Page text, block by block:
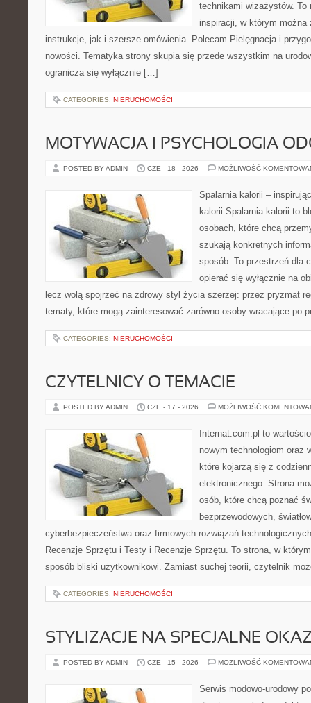
technikami wizażystów. To
inspiracji, w którym można
instrukcje, jak i szersze omówienia. Polecam Pielęgnacja i
nowości. Tematyka strony skupia się przede wszystkim na
ogranicza się wyłącznie […]
CATEGORIES: NIERUCHOMOŚCI
MOTYWACJA I PSYCHOLOGIA
POSTED BY ADMIN CZE - 18 - 2026 MOŻLIWOŚĆ
Spalarnia kalorii –
kalorii Spalarnia kalorii to
osobach, które chcą
szukają konkretnych
sposób. To przestrzeń dla
opierać się wyłącznie na
lecz wolą spojrzeć na zdrowy styl życia szerzej: przez pryzmat
tematy, które mogą zainteresować zarówno osoby wracające po
CATEGORIES: NIERUCHOMOŚCI
CZYTELNICY O TEMACIE
POSTED BY ADMIN CZE - 17 - 2026 MOŻLIWOŚĆ
Internat.com.pl to
nowym technologiom oraz
które kojarzą się z
elektronicznego. Strona
osób, które chcą poznać
bezprzewodowych,
cyberbezpieczeństwa oraz firmowych rozwiązań
Recenzje Sprzętu i Testy i Recenzje Sprzętu. To strona, w
sposób bliski użytkownikowi. Zamiast suchej teorii, czytelnik
CATEGORIES: NIERUCHOMOŚCI
STYLIZACJE NA SPECJALNE
POSTED BY ADMIN CZE - 15 - 2026 MOŻLIWOŚĆ
Serwis modowo-urodowy